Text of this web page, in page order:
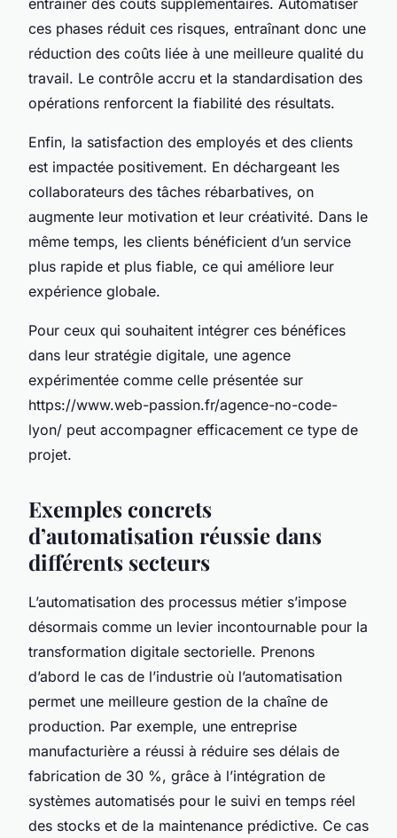
ces phases réduit ces risques, entraînant donc une
réduction des coûts liée à une meilleure qualité du
travail. Le contrôle accru et la standardisation des
opérations renforcent la fiabilité des résultats.
Enfin, la satisfaction des employés et des clients
est impactée positivement. En déchargeant les
collaborateurs des tâches rébarbatives, on
augmente leur motivation et leur créativité. Dans le
même temps, les clients bénéficient d’un service
plus rapide et plus fiable, ce qui améliore leur
expérience globale.
Pour ceux qui souhaitent intégrer ces bénéfices
dans leur stratégie digitale, une agence
expérimentée comme celle présentée sur
https://www.web-passion.fr/agence-no-code-
lyon/ peut accompagner efficacement ce type de
projet.
Exemples concrets
d’automatisation réussie dans
différents secteurs
L’automatisation des processus métier s’impose
désormais comme un levier incontournable pour la
transformation digitale sectorielle. Prenons
d’abord le cas de l’industrie où l’automatisation
permet une meilleure gestion de la chaîne de
production. Par exemple, une entreprise
manufacturière a réussi à réduire ses délais de
fabrication de 30 %, grâce à l’intégration de
systèmes automatisés pour le suivi en temps réel
des stocks et de la maintenance prédictive. Ce cas